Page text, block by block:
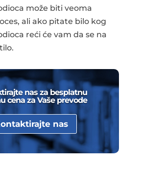
može biti veoma
ali ako pitate bilo kog
reći će vam da se na
nas za besplatnu
cena za Vaše prevode
nas